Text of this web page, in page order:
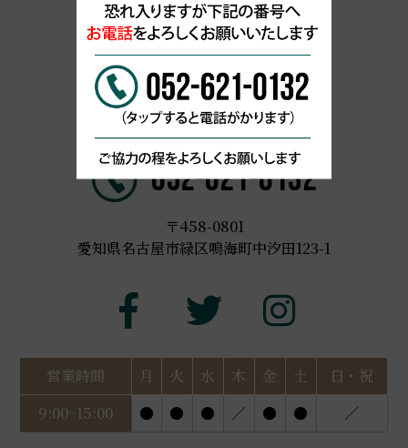
名古屋市緑区 漢方専門薬局
052-621-0132
〒458-0801
愛知県名古屋市緑区鳴海町中汐田123-1
営業時間 月 火 水 木 金 土
日・祝
9:00~15:00
● ● ● ／ ● ● ／